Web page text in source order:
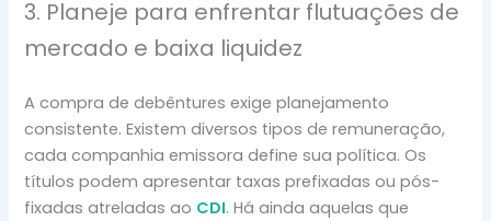
3. Planeje para enfrentar flutuações de
mercado e baixa liquidez
A compra de debêntures exige planejamento
consistente. Existem diversos tipos de remuneração,
cada companhia emissora define sua política. Os
títulos podem apresentar taxas prefixadas ou pós-
fixadas atreladas ao CDI. Há ainda aquelas que